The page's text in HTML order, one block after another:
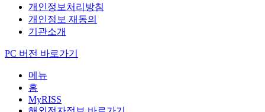
개인정보처리방침
개인정보 재동의
기관소개
PC 버전 바로가기
메뉴
홈
MyRISS